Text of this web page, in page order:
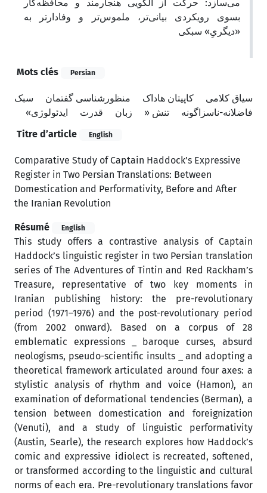
می‌سازد: حرکت از الگویی هنجارمند و محافظه‌کار
بسوی رویکردی بیانی‌تر، ملموس‌تر و وفادارتر به
«دیگریِ» سبکی
Mots clés Persian
سیاق کلامی کاپیتان هاداک منظورشناسی گفتمان
سبک
فاضلانه-ناسزاگونه
تنش « زبان قدرت
ایدئولوژی»
Titre d’article
English
Comparative Study of Captain Haddock’s Expressive
Register in Two Persian Translations: Between
Domestication and Performativity, Before and After
the Iranian Revolution
Résumé English
This study offers a contrastive analysis of Captain
Haddock’s linguistic register in two Persian translation
series of The Adventures of Tintin and Red Rackham’s
Treasure, representative of two key moments in
Iranian publishing history: the pre-revolutionary
period (1971–1976) and the post-revolutionary period
(from 2002 onward). Based on a corpus of 28
emblematic expressions _ baroque curses, absurd
neologisms, pseudo-scientific insults _ and adopting a
theoretical framework articulated around four axes: a
stylistic analysis of rhythm and voice (Hamon), an
examination of deformational tendencies (Berman), a
tension between domestication and foreignization
(Venuti), and a study of linguistic performativity
(Austin, Searle), the research explores how Haddock’s
comic and expressive idiolect is recreated, softened,
or transformed according to the linguistic and cultural
norms of each era. Pre-revolutionary translations favor